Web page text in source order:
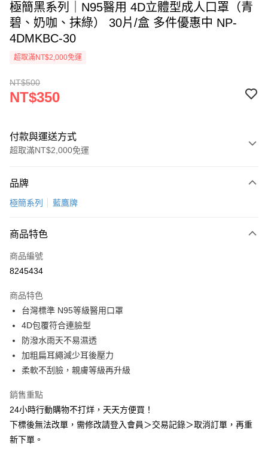
極簡黑系列｜N95醫用 4D立體型成人口罩（青
碧、奶咖、抹綠） 30片/盒 多件優惠中 NP-
4DMKBC-30
超取滿NT$2,000免運
NT$500
NT$350
付款與運送方式
超取滿NT$2,000免運
信用卡一次付款
LINE Pay
Apple Pay
Google Pay
全盈+PAY
AFTEE先享後付
相關說明
【關於「AFTEE先享後付」】
便利好安心！
１．簡單：不需註冊會員、不需綁卡、不需儲值。
２．便利：只要手機號碼，簡訊認證，即可結帳。
３．安心：先確認商品／服務後，再付款。
運送方式
全家取貨付款
品牌
極簡系列 藍鷹牌
商品特色
商品編號
8245434
商品特色
台灣標準 N95等級醫用口罩
4D包覆符合連臉型
防潑水雨天不易濕透
加粗扁耳繩減少耳後壓力
柔軟不刮臉，親膚等級再升級
銷售重點
24小時行動購物不打烊，天天方便買！
下標後無法改單，需修改請登入會員＞交易記錄＞取消訂單，再重
新下單。